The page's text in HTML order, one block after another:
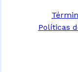
Políticas